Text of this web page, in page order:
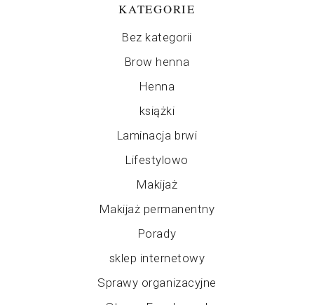
KATEGORIE
Bez kategorii
Brow henna
Henna
książki
Laminacja brwi
Lifestylowo
Makijaż
Makijaż permanentny
Porady
sklep internetowy
Sprawy organizacyjne